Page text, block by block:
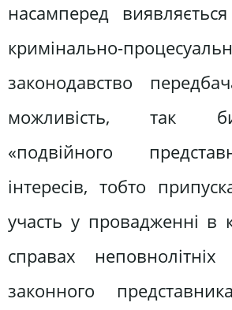
насамперед
кримінально-
законодавство
можливість, так
«подвійного
інтересів, тобто
участь у провадженні в
справах
законного